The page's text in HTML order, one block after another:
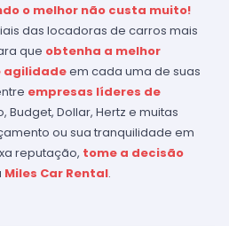
o melhor não custa muito!
das locadoras de carros mais
que obtenha a melhor
agilidadeem cada uma de suas
empresas líderes de
Budget, Dollar, Hertz e muitas
ou sua tranquilidade em
reputação, tome a decisão
Miles Car Rental.